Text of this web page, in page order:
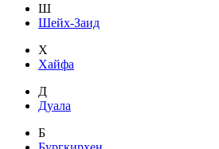
Ш
Шейх-Заид
Х
Хайфа
Д
Дуала
Б